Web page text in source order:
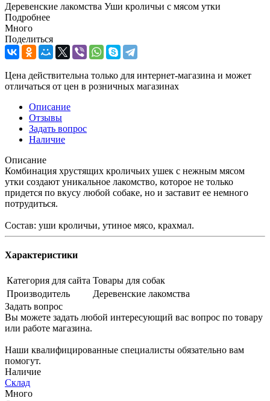
Деревенские лакомства Уши кроличьи с мясом утки
Подробнее
Много
Поделиться
Цена действительна только для интернет-магазина и может
отличаться от цен в розничных магазинах
Описание
Отзывы
Задать вопрос
Наличие
Описание
Комбинация хрустящих кроличьих ушек с нежным мясом
утки создают уникальное лакомство, которое не только
придется по вкусу любой собаке, но и заставит ее немного
потрудиться.
Состав: уши кроличьи, утиное мясо, крахмал.
Характеристики
Категория для сайта Товары для собак
Производитель
Деревенские лакомства
Задать вопрос
Вы можете задать любой интересующий вас вопрос по товару
или работе магазина.
Наши квалифицированные специалисты обязательно вам
помогут.
Наличие
Склад
Много